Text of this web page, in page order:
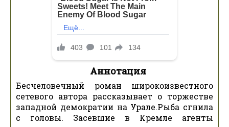
Аннотация
Бесчеловечный роман широкоизвестного
сетевого автора рассказывает о торжестве
западной демократии на Урале.Рыба сгнила
с головы. Засевшие в Кремле агенты